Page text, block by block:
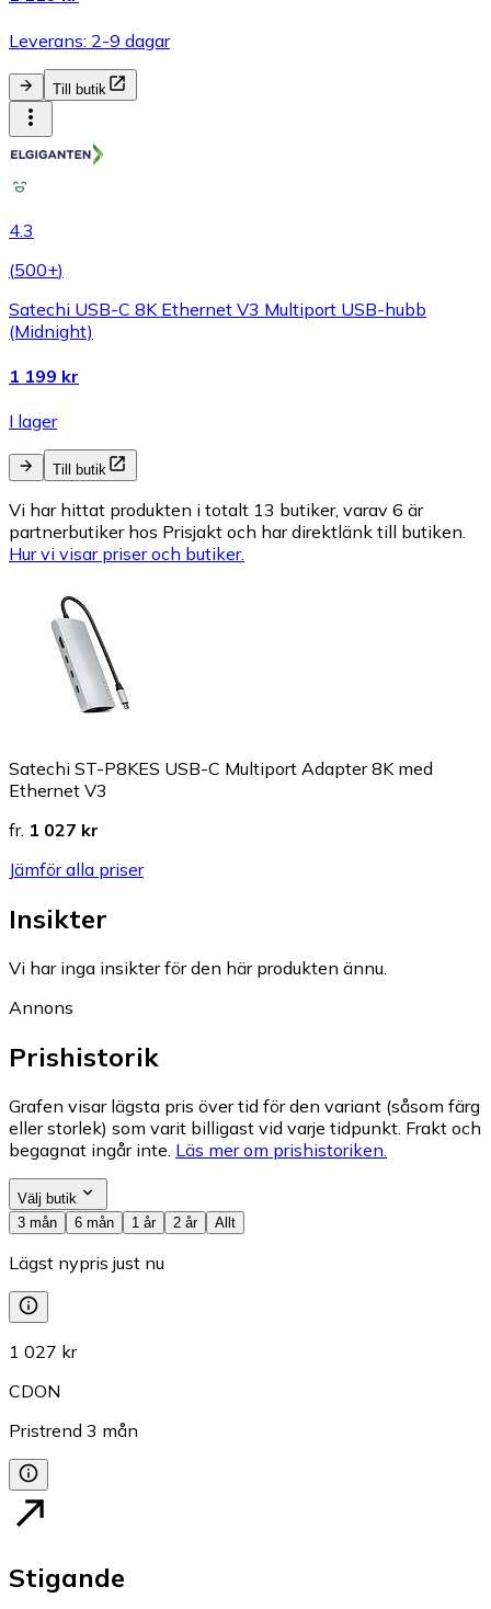
Leverans: 2-9 dagar
Till butik
4.3
(500+)
Satechi USB-C 8K Ethernet V3 Multiport USB-hubb
(Midnight)
1 199 kr
I lager
Till butik
Vi har hittat produkten i totalt 13 butiker, varav 6 är
partnerbutiker hos Prisjakt och har direktlänk till butiken.
Hur vi visar priser och butiker.
Satechi ST-P8KES USB-C Multiport Adapter 8K med
Ethernet V3
fr. 1 027 kr
Jämför alla priser
Insikter
Vi har inga insikter för den här produkten ännu.
Annons
Prishistorik
Grafen visar lägsta pris över tid för den variant (såsom färg
eller storlek) som varit billigast vid varje tidpunkt. Frakt och
begagnat ingår inte. Läs mer om prishistoriken.
Välj butik
3 mån
6 mån 1 år 2 år Allt
Lägst nypris just nu
1 027 kr
CDON
Pristrend 3 mån
Stigande